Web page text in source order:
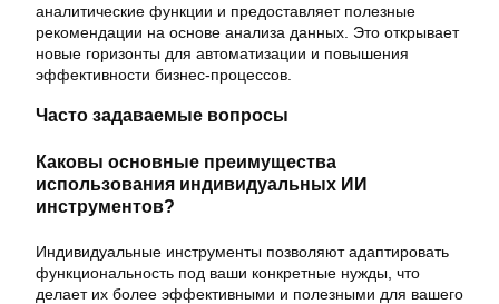
аналитические функции и предоставляет полезные
рекомендации на основе анализа данных. Это открывает
новые горизонты для автоматизации и повышения
эффективности бизнес-процессов.
Часто задаваемые вопросы
Каковы основные преимущества
использования индивидуальных ИИ
инструментов?
Индивидуальные инструменты позволяют адаптировать
функциональность под ваши конкретные нужды, что
делает их более эффективными и полезными для вашего